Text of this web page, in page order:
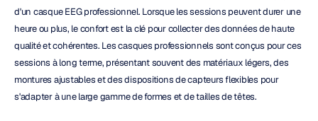
d'un casque EEG professionnel. Lorsque les sessions peuvent durer une
heure ou plus, le confort est la clé pour collecter des données de haute
qualité et cohérentes. Les casques professionnels sont conçus pour ces
sessions à long terme, présentant souvent des matériaux légers, des
montures ajustables et des dispositions de capteurs flexibles pour
s'adapter à une large gamme de formes et de tailles de têtes.